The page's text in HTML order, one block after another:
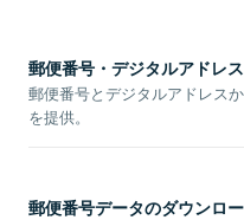
郵便番号・デジタルアドレ
郵便番号とデジタルアドレス
を提供。
郵便番号データのダウンロ